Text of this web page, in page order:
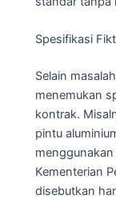
Spesifikasi
Selain
menemukan
kontrak.
pintu
Kementerian
disebutkan